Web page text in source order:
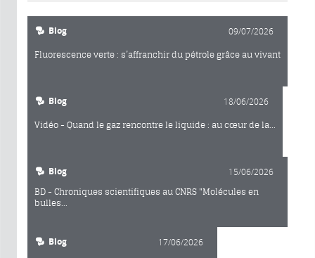
Blog 09/07/2026
Fluorescence verte : s’affranchir du pétrole grâce au vivant
Blog 18/06/2026
Vidéo - Quand le gaz rencontre le liquide : au cœur de la...
Blog 15/06/2026
BD - Chroniques scientifiques au CNRS "Molécules en
bulles...
Blog 17/06/2026